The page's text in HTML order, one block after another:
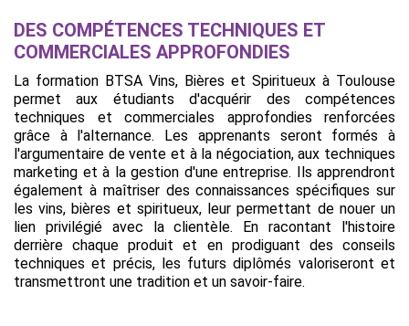
DES COMPÉTENCES TECHNIQUES ET
COMMERCIALES APPROFONDIES
La formation BTSA Vins, Bières et Spiritueux à Toulouse
permet aux étudiants d'acquérir des compétences
techniques et commerciales approfondies renforcées
grâce à l'alternance. Les apprenants seront formés à
l'argumentaire de vente et à la négociation, aux techniques
marketing et à la gestion d'une entreprise. Ils apprendront
également à maîtriser des connaissances spécifiques sur
les vins, bières et spiritueux, leur permettant de nouer un
lien privilégié avec la clientèle. En racontant l'histoire
derrière chaque produit et en prodiguant des conseils
techniques et précis, les futurs diplômés valoriseront et
transmettront une tradition et un savoir-faire.